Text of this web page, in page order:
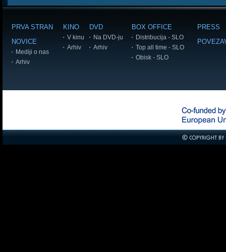
PRVA STRAN
NOVICE
Mediji o nas
Arhiv
KINO
V kinu
Arhiv
DVD
Na DVD-ju
Arhiv
BOX OFFICE
Distribucija - SLO
Top all time - SLO
Obisk - SLO
PRESS